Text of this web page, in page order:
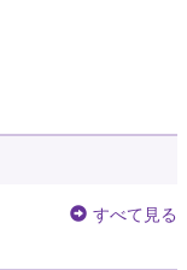
すべて見る